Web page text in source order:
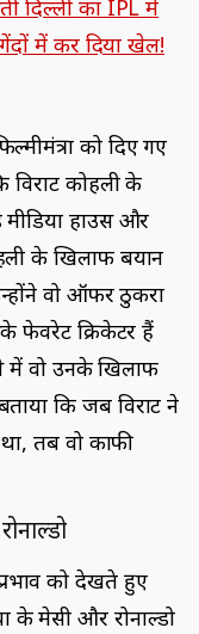
द‍िल्ली का IPL में
में कर द‍िया खेल!
को दिए गए
कोहली के
हाउस और
के खिलाफ बयान
वो ऑफर ठुकरा
फेवरेट क्रिकेटर हैं
में वो उनके खिलाफ
कि जब विराट ने
तब वो काफी
को देखते हुए
के मेसी और रोनाल्डो